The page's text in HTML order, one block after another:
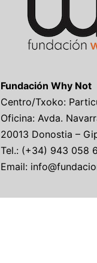
Fundación Why Not
Centro/Txoko:
Oficina: Avda.
20013 Donostia –
Tel.: (+34) 943 058
Email: